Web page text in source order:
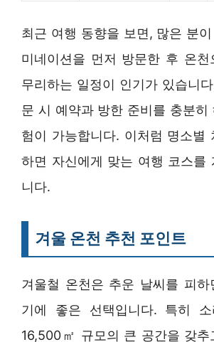
최근 여행 동향을 보면, 많은 분
미네이션을 먼저 방문한 후 온
무리하는 일정이 인기가 있습니
문 시 예약과 방한 준비를 충분히
험이 가능합니다. 이처럼 명소별
하면 자신에게 맞는 여행 코스를
니다.
겨울 온천 추천 포인트
겨울철 온천은 추운 날씨를 피하
기에 좋은 선택입니다. 특히 소
16,500㎡ 규모의 큰 공간을 갖추